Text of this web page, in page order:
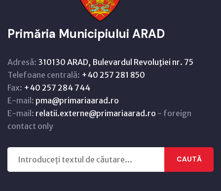
Primăria Municipiului ARAD
Adresă: 310130 ARAD, Bulevardul Revoluţiei nr. 75
Telefoane centrală: +40 257 281 850
Fax: +40 257 284 744
E-mail: pma@primariaarad.ro
E-mail: relatii.externe@primariaarad.ro - foreign
contact only
CAUTĂ